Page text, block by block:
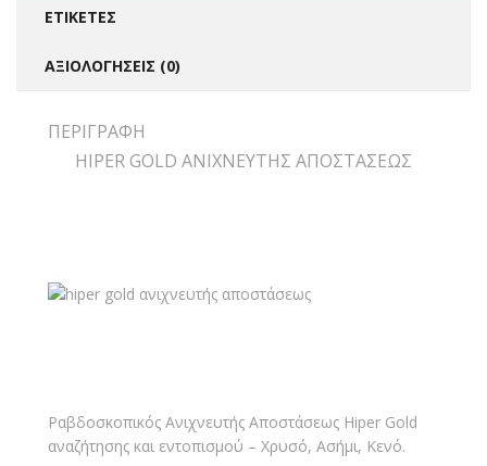
ΕΤΙΚΈΤΕΣ
ΑΞΙΟΛΟΓΉΣΕΙΣ (0)
ΠΕΡΙΓΡΑΦΉ
HIPER GOLD ΑΝΙΧΝΕΥΤΗΣ ΑΠΟΣΤΑΣΕΩΣ
Ραβδοσκοπικός Ανιχνευτής Αποστάσεως Hiper Gold
αναζήτησης και εντοπισμού – Χρυσό, Ασήμι, Κενό.